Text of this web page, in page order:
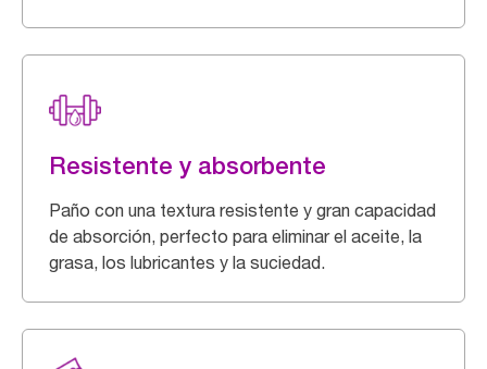
Resistente y absorbente
Paño con una textura resistente y gran capacidad
de absorción, perfecto para eliminar el aceite, la
grasa, los lubricantes y la suciedad.